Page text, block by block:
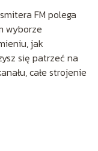
FM polega
wyborze
jak
się patrzeć na
całe strojenie